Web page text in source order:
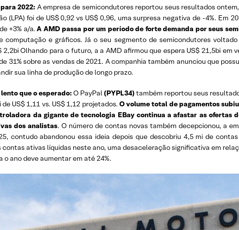
2022: A empresa de semicondutores reportou seus resultados
(LPA) foi de US$ 0,92 vs US$ 0,96, uma surpresa negativa de -4%. Em
+3% a/a.A AMD passa por um período de forte demanda por seus
e gráficos. Já o seu segmento de semicondutores
Olhando para o futuro, a a AMD afirmou que espera US$ 21,5bi em
31% sobre as vendas de 2021. A companhia também anunciou que
sua linha de produção de longo prazo.
que o esperado:O PayPal(PYPL34)também reportou seus
US$ 1,11 vs. US$ 1,12 projetados. O volume total de pagamentos
da gigante de tecnologia EBay continua a afastar as ofertas
dos analistas. O número de contas novas também decepcionou, a
contudo abandonou essa ideia depois que descobriu 4,5 mi de
ativas líquidas neste ano, uma desaceleração significativa em
ano deve aumentar em até 24%.